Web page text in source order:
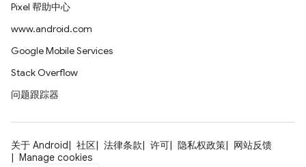
Pixel 帮助中心
www.android.com
Google Mobile Services
Stack Overflow
问题跟踪器
关于 Android 社区 法律条款 许可 隐私权政策
网站反馈
Manage cookies